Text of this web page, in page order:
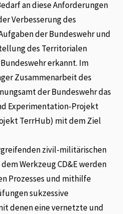
an diese Anforderungen
Verbesserung des
der Bundeswehr und
des Territorialen
erkannt. Im
Zusammenarbeit des
der Bundeswehr das
Experimentation-Projekt
TerrHub) mit dem Ziel
zivil-militärischen
Werkzeug CD&E werden
Prozesses und mithilfe
sukzessive
denen eine vernetzte und